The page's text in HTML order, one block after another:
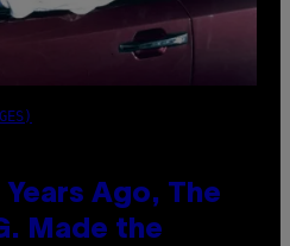
Years Ago, The
Made the